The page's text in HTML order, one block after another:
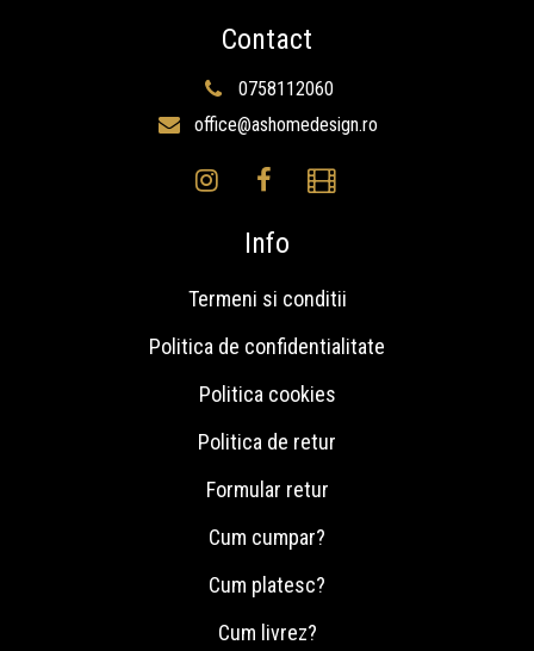
Contact
0758112060
office@ashomedesign.ro
Info
Termeni si conditii
Politica de confidentialitate
Politica cookies
Politica de retur
Formular retur
Cum cumpar?
Cum platesc?
Cum livrez?